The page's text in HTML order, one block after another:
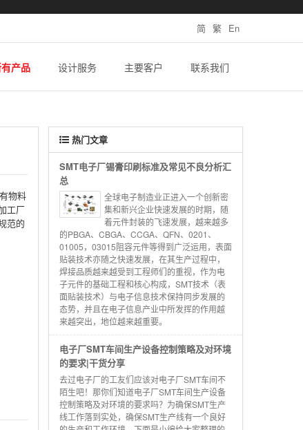
简 繁 En
产品 设计服务 主要客户 联系我们
物料
工厂
范的
热门文章
SMT电子厂锡膏印刷标准及常见不良分析汇
总
全球电子制造业正进入一个创新密
集和新兴企业快速发展的时期，随
着元件封装的飞速发展，越来越多
的PBGA、CBGA、CCGA、QFN、0201、
01005，03015阻容元件等得到广泛运用，表面
贴装技术亦随之快速发展，在其生产过程中，
焊接品质越来越受到工程师们的重视，作为电
子元件的基础工程和核心构成，SMT技术（表
面贴装技术）与电子信息技术保持同步发展的
态势，并且在电子信息产业中所发挥的作用越
来越突出，地位越来越重要。
电子厂SMT车间生产设备控制策略及对环境
的要求|干货分享
去过电子厂的工友们应该对电子厂SMT车间不
陌生吧！那你们知道电子厂SMT车间生产设备
控制策略及对环境的要求吗？为确保SMT生产
线工作落到实处，确保SMT生产线有一个良好